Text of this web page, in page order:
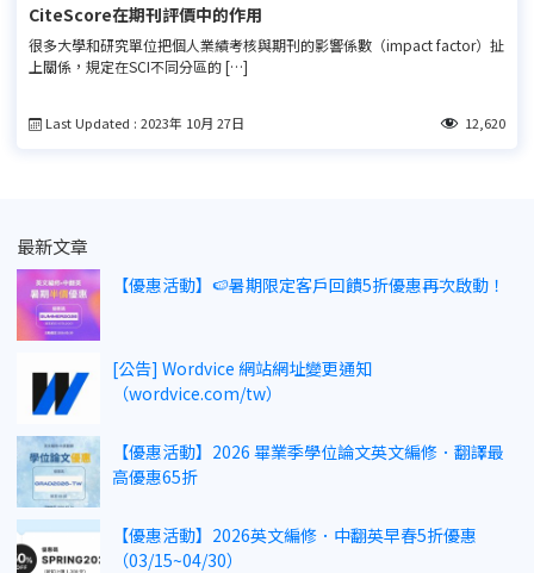
CiteScore在期刊評價中的作用
很多大學和研究單位把個人業績考核與期刊的影響係數（impact factor）扯
上關係，規定在SCI不同分區的 […]
Last Updated : 2023年 10月 27日 12,620
最新文章
【優惠活動】🍉暑期限定客戶回饋5折優惠再次啟動！
[公告] Wordvice 網站網址變更通知
（wordvice.com/tw）
【優惠活動】2026 畢業季學位論文英文編修．翻譯最
高優惠65折
【優惠活動】2026英文編修．中翻英早春5折優惠
（03/15~04/30）